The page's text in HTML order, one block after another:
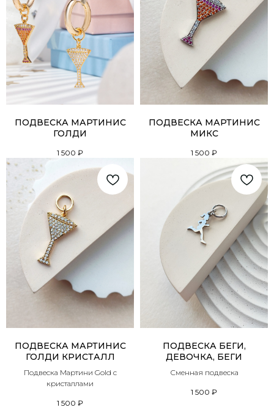
ПОДВЕСКА МАРТИНИС
ГОЛДИ
1 500 ₽
ПОДВЕСКА МАРТИНИС
МИКС
1 500 ₽
ПОДВЕСКА МАРТИНИС
ГОЛДИ КРИСТАЛЛ
Подвеска Мартини Gold с
кристаллами
1 500 ₽
ПОДВЕСКА БЕГИ,
ДЕВОЧКА, БЕГИ
Сменная подвеска
1 500 ₽